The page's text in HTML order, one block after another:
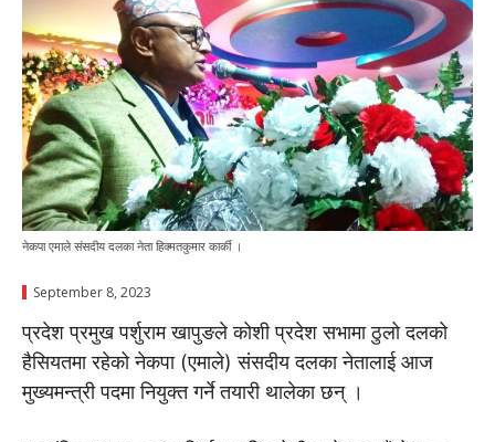
नेकपा एमाले संसदीय दलका नेता हिक्मतकुमार कार्की ।
September 8, 2023
प्रदेश प्रमुख पर्शुराम खापुङले कोशी प्रदेश सभामा ठुलो दलको
हैसियतमा रहेको नेकपा (एमाले) संसदीय दलका नेतालाई आज
मुख्यमन्त्री पदमा नियुक्त गर्ने तयारी थालेका छन् ।